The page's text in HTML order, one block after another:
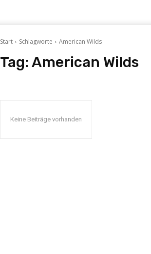
Start Schlagworte American Wilds
Tag: American Wilds
Keine Beiträge vorhanden